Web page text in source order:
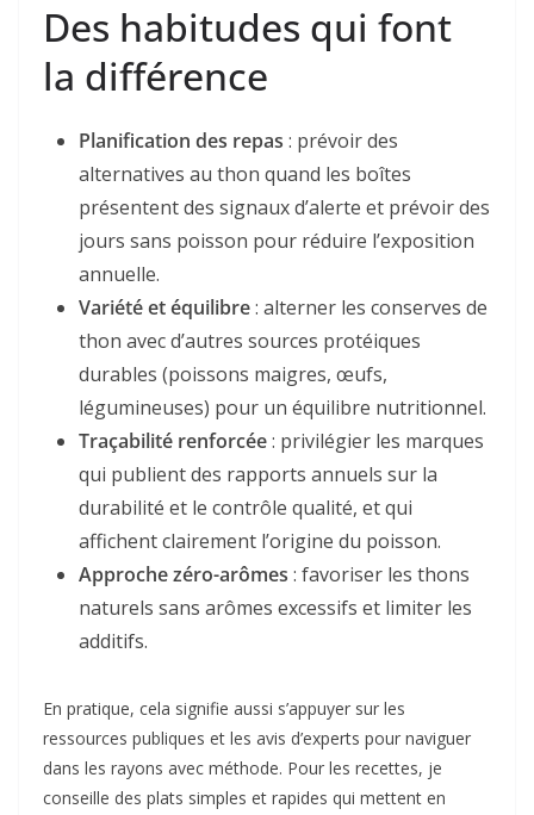
Des habitudes qui font
la différence
Planification des repas : prévoir des
alternatives au thon quand les boîtes
présentent des signaux d’alerte et prévoir des
jours sans poisson pour réduire l’exposition
annuelle.
Variété et équilibre: alterner les conserves de
thon avec d’autres sources protéiques
durables (poissons maigres, œufs,
légumineuses) pour un équilibre nutritionnel.
Traçabilité renforcée: privilégier les marques
qui publient des rapports annuels sur la
durabilité et le contrôle qualité, et qui
affichent clairement l’origine du poisson.
Approche zéro-arômes : favoriser les thons
naturels sans arômes excessifs et limiter les
additifs.
En pratique, cela signifie aussi s’appuyer sur les
ressources publiques et les avis d’experts pour naviguer
dans les rayons avec méthode. Pour les recettes, je
conseille des plats simples et rapides qui mettent en